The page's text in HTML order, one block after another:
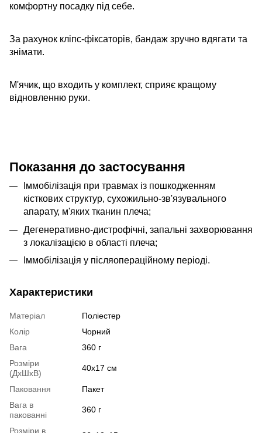
комфортну посадку під себе.
За рахунок кліпс-фіксаторів, бандаж зручно вдягати та
знімати.
М'ячик, що входить у комплект, сприяє кращому
відновленню руки.
Показання до застосування
Іммобілізація при травмах із пошкодженням
кісткових структур, сухожильно-зв'язувального
апарату, м'яких тканин плеча;
Дегенеративно-дистрофічні, запальні захворювання
з локалізацією в області плеча;
Іммобілізація у післяопераційному періоді.
Характеристики
Матеріал
Поліестер
Колір
Чорний
Вага
360 г
Розміри
(ДхШхВ)
40х17 см
Паковання
Пакет
Вага в
пакованні
360 г
Розміри в